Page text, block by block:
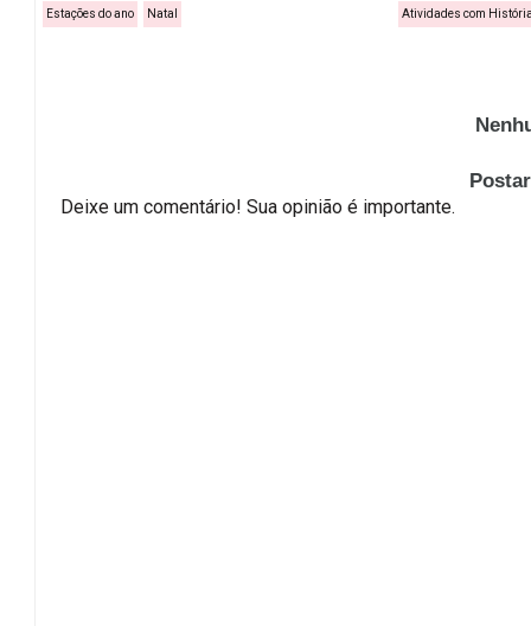
Estações do ano Natal Atividades com
Deixe um comentário! Sua opinião é importante.